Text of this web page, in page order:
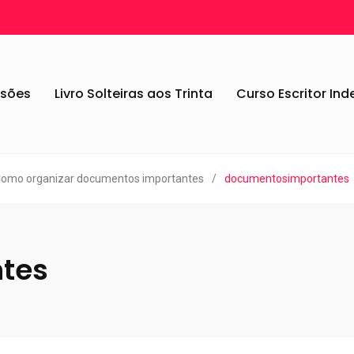
Livro Solteiras aos Trinta Curso Escritor
organizar documentos importantes / documentosimportantes